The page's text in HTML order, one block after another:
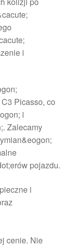
i
Picasso, co
i
Zalecamy
pojazdu.
i
cenie. Nie